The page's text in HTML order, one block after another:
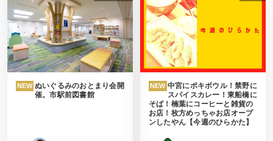
NEW ぬいぐるみのおとまり会開
催。市駅前図書館
NEW 中宮にポキボウル！禁野に
スパイスカレー！東船橋に
そば！楠葉にコーヒーと雑貨の
お店！枚方めっちゃお店オープ
ンしたやん【今週のひらかた】